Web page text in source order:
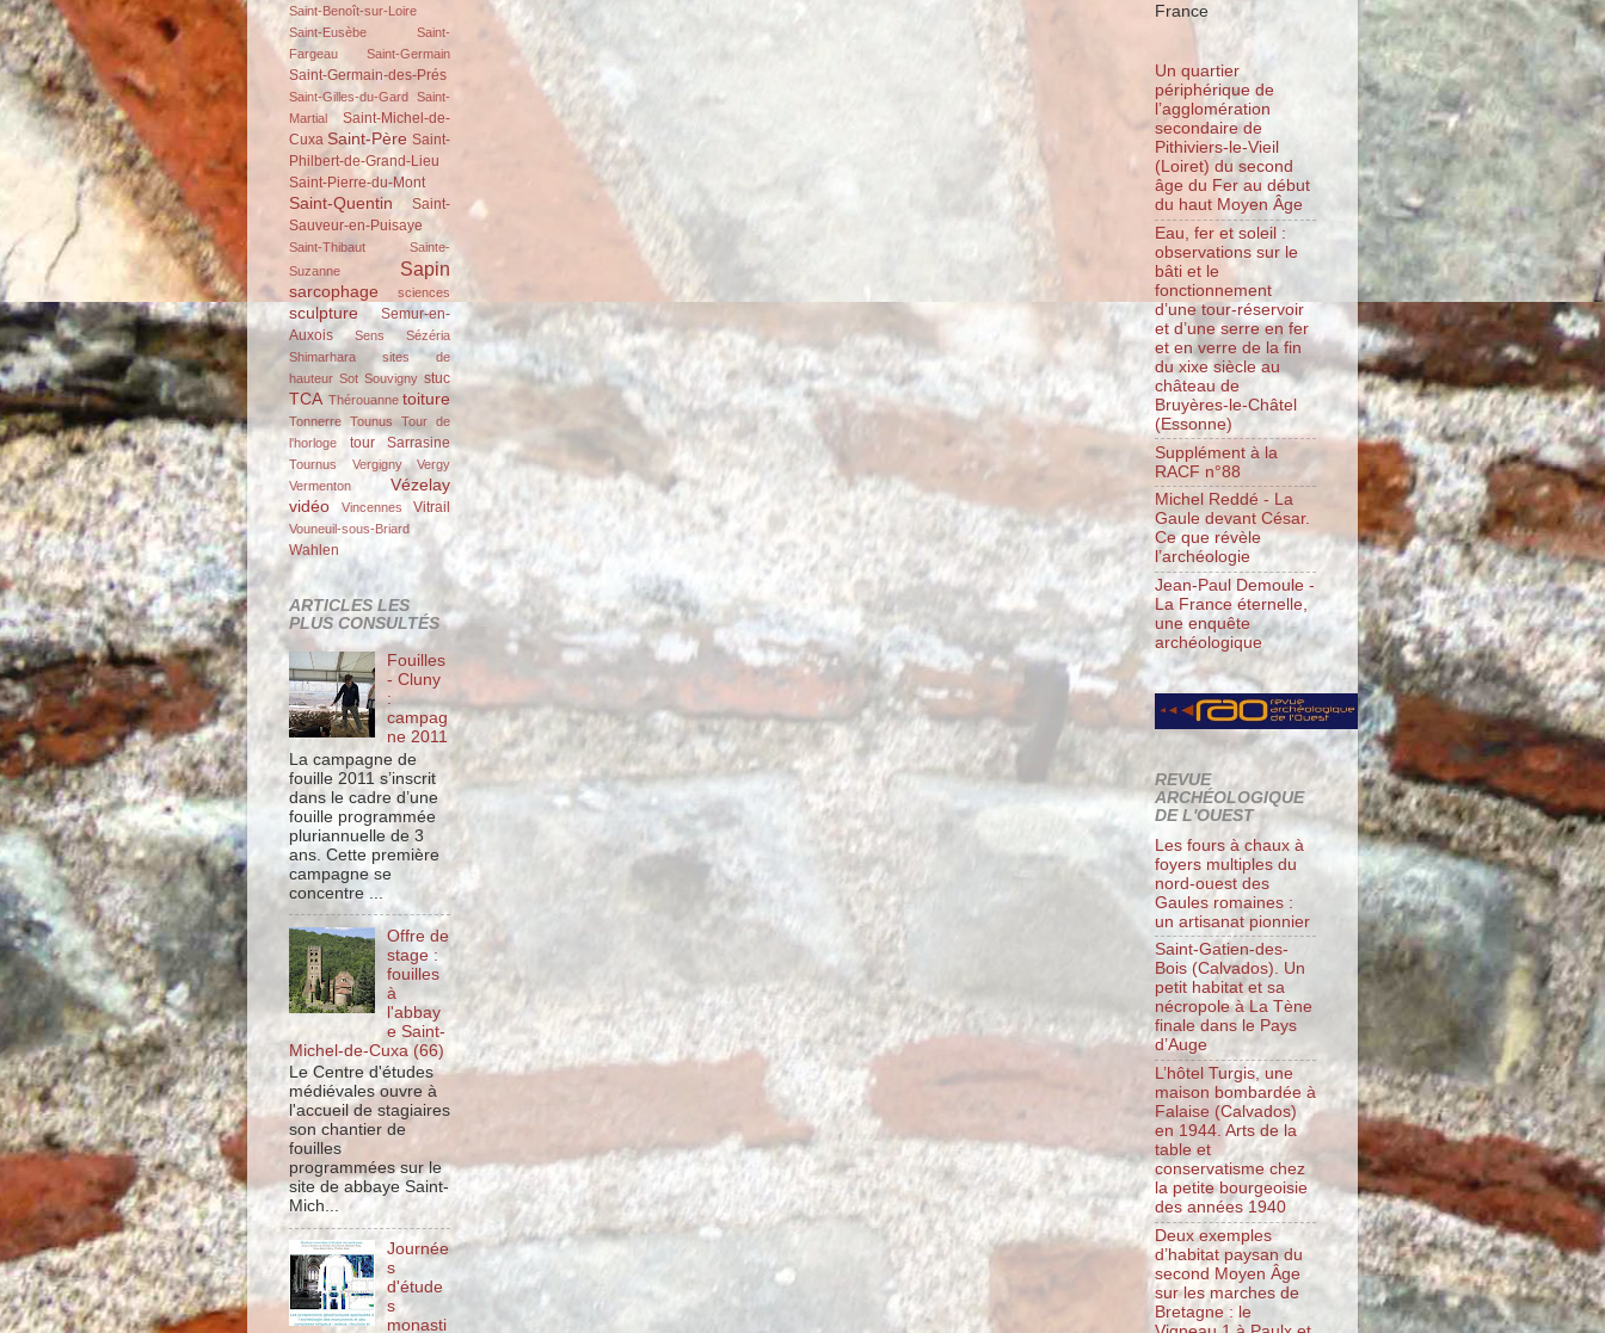
Saint-Benoît-sur-Loire
Saint-Eusèbe
Saint-
Fargeau
Saint-Germain
Saint-Germain-des-Prés
Saint-Gilles-du-Gard Saint-
Martial
Saint-Michel-de-
Cuxa Saint-Père Saint-
Philbert-de-Grand-Lieu
Saint-Pierre-du-Mont
Saint-Quentin
Saint-
Sauveur-en-Puisaye
Saint-Thibaut
Sainte-
Suzanne
Sapin
sarcophage sciences
sculpture
Semur-en-
Auxois
Sens
Sézéria
Shimarhara
sites de
hauteur Sot Souvigny stuc
TCA Thérouanne toiture
Tonnerre Tounus Tour de
l'horloge
tour Sarrasine
Tournus Vergigny
Vergy
Vermenton
Vézelay
vidéo
Vincennes Vitrail
Vouneuil-sous-Briard
Wahlen
ARTICLES LES
PLUS CONSULTÉS
Fouilles
- Cluny
:
campag
ne 2011
La campagne de
fouille 2011 s’inscrit
dans le cadre d’une
fouille programmée
pluriannuelle de 3
ans. Cette première
campagne se
concentre ...
Offre de
stage :
fouilles
à
l'abbay
e Saint-
Michel-de-Cuxa (66)
Le Centre d'études
médiévales ouvre à
l'accueil de stagiaires
son chantier de
fouilles
programmées sur le
site de abbaye Saint-
Mich...
Journée
s
d'étude
s
monasti
France
Un quartier
périphérique de
l’agglomération
secondaire de
Pithiviers-le-Vieil
(Loiret) du second
âge du Fer au début
du haut Moyen Âge
Eau, fer et soleil :
observations sur le
bâti et le
fonctionnement
d’une tour-réservoir
et d’une serre en fer
et en verre de la fin
du xixe siècle au
château de
Bruyères-le-Châtel
(Essonne)
Supplément à la
RACF n°88
Michel Reddé - La
Gaule devant César.
Ce que révèle
l’archéologie
Jean-Paul Demoule -
La France éternelle,
une enquête
archéologique
REVUE
ARCHÉOLOGIQUE
DE L'OUEST
Les fours à chaux à
foyers multiples du
nord-ouest des
Gaules romaines :
un artisanat pionnier
Saint-Gatien-des-
Bois (Calvados). Un
petit habitat et sa
nécropole à La Tène
finale dans le Pays
d’Auge
L’hôtel Turgis, une
maison bombardée à
Falaise (Calvados)
en 1944. Arts de la
table et
conservatisme chez
la petite bourgeoisie
des années 1940
Deux exemples
d’habitat paysan du
second Moyen Âge
sur les marches de
Bretagne : le